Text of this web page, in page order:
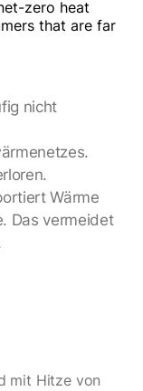
nicht
Wärme
Das vermeidet
mit Hitze von